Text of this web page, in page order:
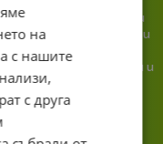
поддържаме и
Като магазин и
бърза реакция и
на твоята
система.
на
с нашите
с друга